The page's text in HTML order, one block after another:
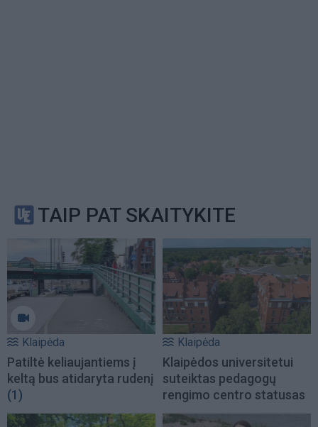
TAIP PAT SKAITYKITE
Klaipėda
Patiltė keliaujantiems į
keltą bus atidaryta rudenį
(1)
Klaipėda
Klaipėdos universitetui
suteiktas pedagogų
rengimo centro statusas